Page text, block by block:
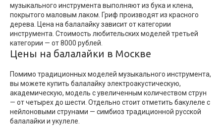
музыкального инструмента выполняют из бука и клена,
покрытого маловым лаком. Гриф производят из красного
дерева. Цена на балалайку зависит от категории
инструмента. Стоимость любительских моделей третьей
категории — от 8000 рублей.
Цены на балалайки в Москве
Помимо традиционных моделей музыкального инструмента,
вы можете купить балалайку электроакустическую,
академическую, модель с увеличенным количеством струн
— от четырех до шести. Отдельно стоит отметить бакулеле с
нейлоновыми струнами — симбиоз традиционной русской
балалайки и укулеле.